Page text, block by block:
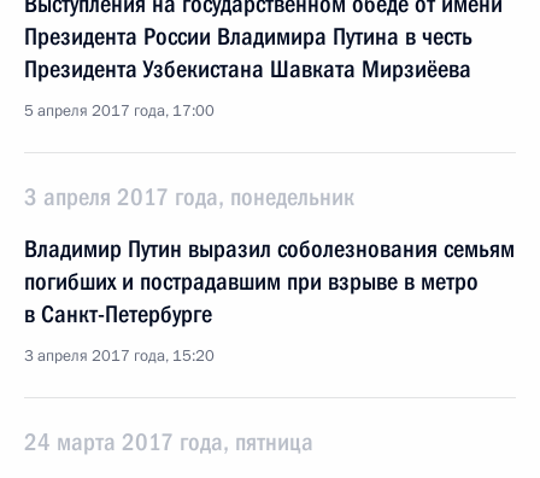
Президента России Владимира Путина в честь
Президента Узбекистана Шавката Мирзиёева
5 апреля 2017 года, 17:00
3 апреля 2017 года, понедельник
Владимир Путин выразил соболезнования семьям
погибших и пострадавшим при взрыве в метро
в Санкт-Петербурге
3 апреля 2017 года, 15:20
24 марта 2017 года, пятница